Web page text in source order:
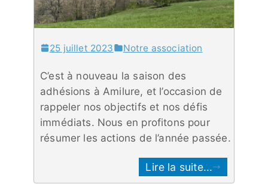
25 juillet 2023 Notre association
C’est à nouveau la saison des
adhésions à Amilure, et l’occasion de
rappeler nos objectifs et nos défis
immédiats. Nous en profitons pour
résumer les actions de l’année passée.
Lire la suite...